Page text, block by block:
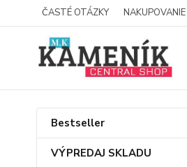
ČASTÉ OTÁZKY
Bestseller
VÝPREDAJ SKLADU